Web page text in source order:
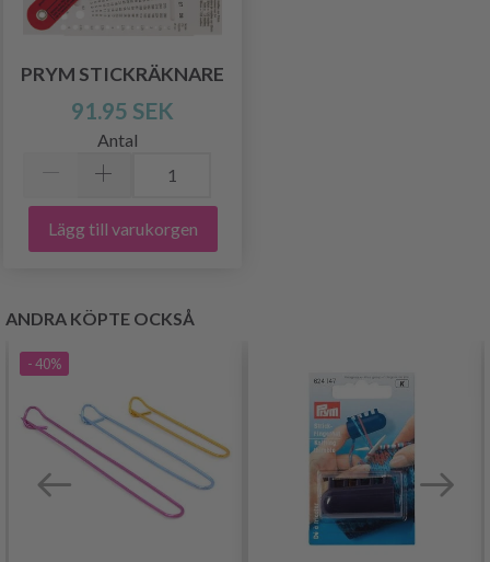
PRYM STICKRÄKNARE
91.95 SEK
Antal
Lägg till varukorgen
ANDRA KÖPTE OCKSÅ
- 40%